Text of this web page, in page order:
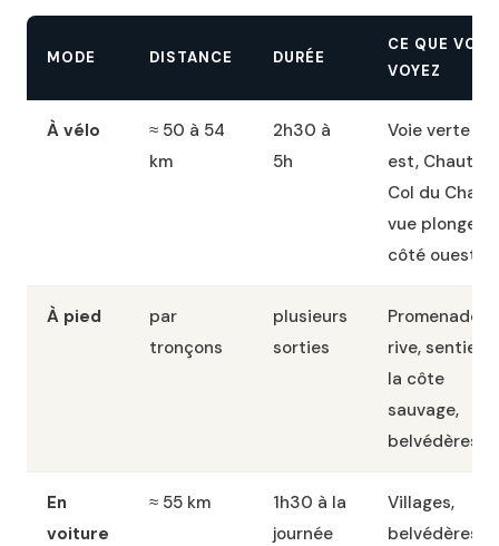
MODE DISTANCE DURÉE
CE QUE VOUS
VOYEZ
À vélo
≈ 50 à 54
km
2h30 à
5h
Voie verte
est,
Col du Chat,
vue
côté ouest
À pied
par
tronçons
plusieurs
sorties
Promenades
rive, sentiers
la côte
sauvage,
belvédères
En
voiture
≈ 55 km
1h30 à la
journée
Villages,
belvédères